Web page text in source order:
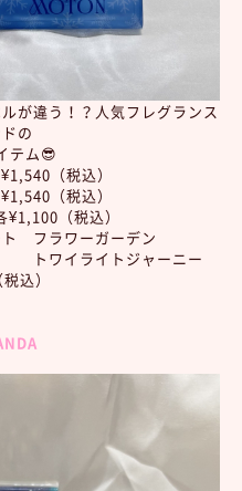
が違う！？人気フレグランス
の
テム😎
（税込）
（税込）
（税込）
ト フラワーガーデン
ジャーニー
込）